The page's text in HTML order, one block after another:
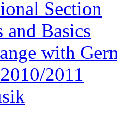
Section
and Basics
with
2011